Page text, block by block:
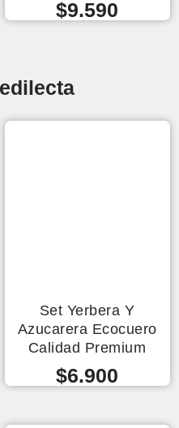
$9.590
Set Yerbera Y
Azucarera Ecocuero
Calidad Premium
$6.900